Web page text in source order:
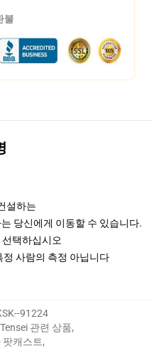
불
설하는
당신에게 이동할 수 있습니다.
택하십시오
사람의 측정 아닙니다
91224
관련 상품,
팟캐스트,